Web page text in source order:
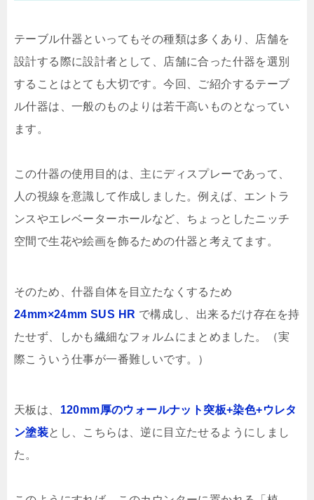
テーブル什器といってもその種類は多くあり、店舗を
設計する際に設計者として、店舗に合った什器を選別
することはとても大切です。今回、ご紹介するテーブ
ル什器は、一般のものよりは若干高いものとなってい
ます。
この什器の使用目的は、主にディスプレーであって、
人の視線を意識して作成しました。例えば、エントラ
ンスやエレベーターホールなど、ちょっとしたニッチ
空間で生花や絵画を飾るための什器と考えてます。
そのため、什器自体を目立たなくするため
24mm×24mm SUS HR で構成し、出来るだけ存在を持
たせず、しかも繊細なフォルムにまとめました。（実
際こういう仕事が一番難しいです。）
天板は、 120mm厚のウォールナット突板+染色+ウレタ
ン塗装とし、こちらは、逆に目立たせるようにしまし
た。